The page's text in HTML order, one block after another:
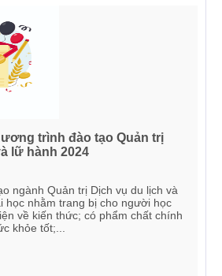
trình đào tạo Quản trị
lữ hành 2024
ngành Quản trị Dịch vụ du lịch và
học nhằm trang bị cho người học
về kiến thức; có phẩm chất chính
khỏe tốt;...